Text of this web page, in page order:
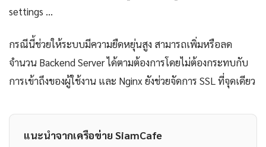
settings ...
กรณีนี้ช่วยให้ระบบมีความยืดหยุ่นสูง สามารถเพิ่มหรือลด
จำนวน Backend Server ได้ตามต้องการโดยไม่ต้องกระทบกับ
การเข้าถึงของผู้ใช้งาน และ Nginx ยังช่วยจัดการ SSL ที่จุดเดียว
แนะนำจากเครือข่าย SiamCafe